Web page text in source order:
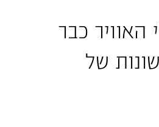
האוויר כבר
של